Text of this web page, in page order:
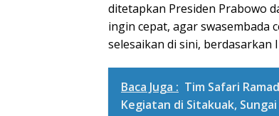
ditetapkan Presiden Prabowo
ingin cepat, agar swasembada
selesaikan di sini, berdasarkan
Baca Juga : Tim Safari
Kegiatan di Sitakuak,